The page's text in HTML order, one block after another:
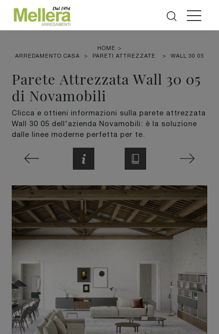
HOME >
ARREDAMENTO CASA
> PARETI ATTREZZATE > WALL 30 05
Parete Attrezzata Wall 30 05
di Novamobili
Clicca e ottieni informazioni sulla parete attrezzata
Wall 30 05 dell'azienda Novamobili: è la soluzione
dalle linee moderne perfetta per te.